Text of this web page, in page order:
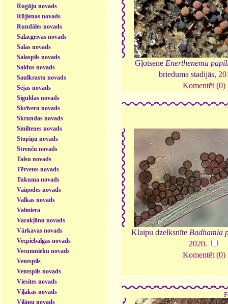
Rugāju novads
Rūjienas novads
Rundāles novads
Salacgrīvas novads
Salas novads
Salaspils novads
Saldus novads
Saulkrastu novads
Sējas novads
Siguldas novads
Skrīveru novads
Skrundas novads
Smiltenes novads
Stopiņu novads
Strenču novads
Talsu novads
Tērvetes novads
Tukuma novads
Vaiņodes novads
Valkas novads
Valmiera
Varakļānu novads
Vārkavas novads
Vecpiebalgas novads
Vecumnieku novads
Ventspils
Ventspils novads
Viesītes novads
Viļakas novads
Viļānu novads
Gļotsēne Enerthenema
brieduma stadijās,
Komentēt (0)
Klaipu dzelksnīte Badhamia
2020.
Komentēt (0)